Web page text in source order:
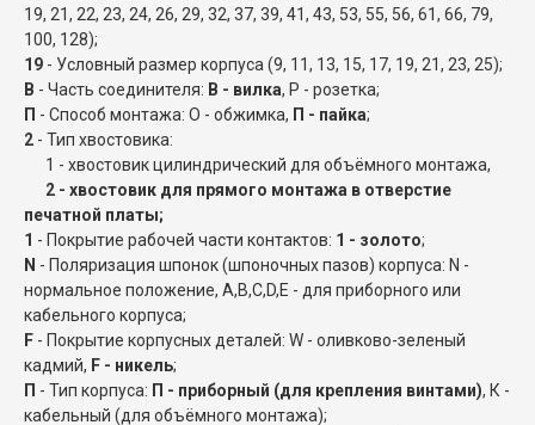
19, 21, 22, 23, 24, 26, 29, 32, 37, 39, 41, 43, 53, 55, 56, 61, 66, 79,
100, 128);
19 - Условный размер корпуса (9, 11, 13, 15, 17, 19, 21, 23, 25);
В - Часть соединителя: В - вилка, Р - розетка;
П - Способ монтажа: О - обжимка, П - пайка;
2 - Тип хвостовика:
1 - хвостовик цилиндрический для объёмного монтажа,
2 - хвостовик для прямого монтажа в отверстие
печатной платы;
1 - Покрытие рабочей части контактов: 1 - золото;
N - Поляризация шпонок (шпоночных пазов) корпуса: N -
нормальное положение, A,B,C,D,E - для приборного или
кабельного корпуса;
F - Покрытие корпусных деталей: W - оливково-зеленый
кадмий, F - никель;
П - Тип корпуса: П - приборный (для крепления винтами), К -
кабельный (для объёмного монтажа);